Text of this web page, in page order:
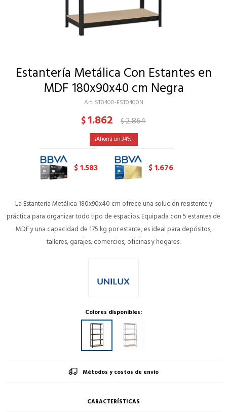
Estantería Metálica Con Estantes en
MDF 180x90x40 cm Negra
ST0400-EST0400N
$1.862 $2.864
34
$1.583 $1.676
La Estantería Metálica 180x90x40 cm ofrece una solución resistente y
práctica para organizar todo tipo de espacios. Equipada con 5 estantes de
MDF y una capacidad de 175 kg por estante, es ideal para depósitos,
talleres, garajes, comercios, oficinas y hogares.
Colores disponibles:
Métodos y costos de envío
CARACTERÍSTICAS